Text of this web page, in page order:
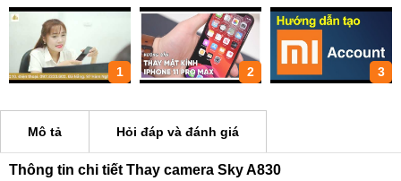
1 2 3
Mô tả Hỏi đáp và đánh giá
Thông tin chi tiết Thay camera Sky A830